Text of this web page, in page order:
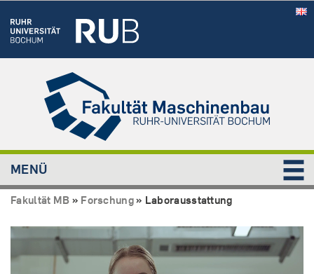
MENÜ
Fakultät MB » Forschung» Laborausstattung